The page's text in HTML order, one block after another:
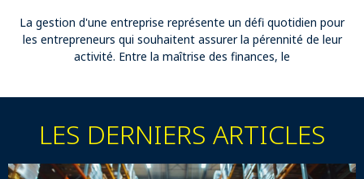
La gestion d'une entreprise représente un défi quotidien pour
les entrepreneurs qui souhaitent assurer la pérennité de leur
activité. Entre la maîtrise des finances, le
LES DERNIERS ARTICLES